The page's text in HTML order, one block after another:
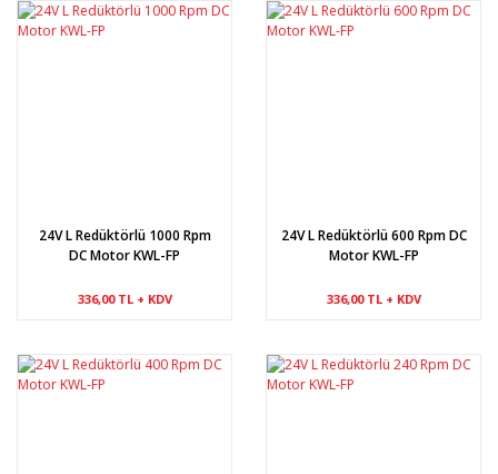
24V L Redüktörlü 1000 Rpm
DC Motor KWL-FP
336,00 TL + KDV
24V L Redüktörlü 600 Rpm DC
Motor KWL-FP
336,00 TL + KDV